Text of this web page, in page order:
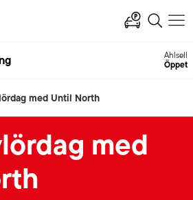
Ahlsell
Öppet
med Until North
med